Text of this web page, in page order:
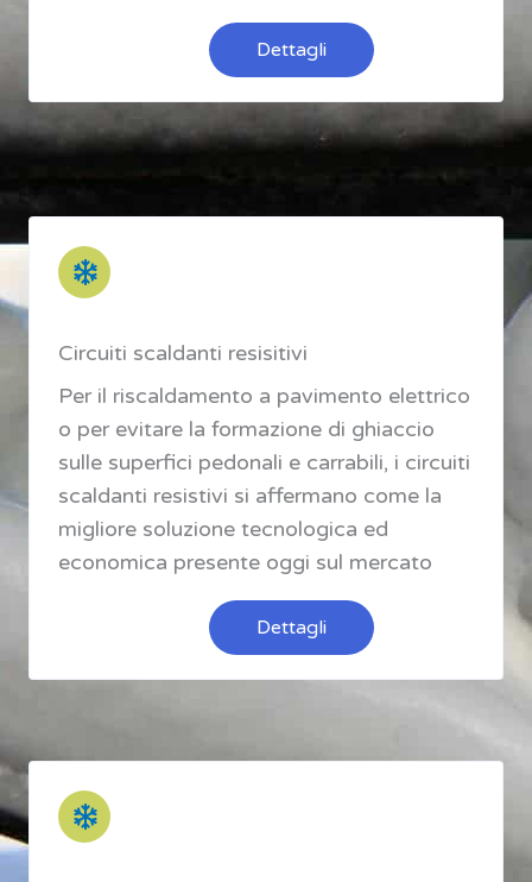
Dettagli
Circuiti scaldanti resisitivi
Per il riscaldamento a pavimento elettrico
o per evitare la formazione di ghiaccio
sulle superfici pedonali e carrabili, i circuiti
scaldanti resistivi si affermano come la
migliore soluzione tecnologica ed
economica presente oggi sul mercato
Dettagli